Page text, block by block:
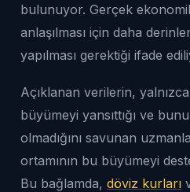
bulunuyor. Gerçek
anlaşılması için daha
yapılması gerektiği ifade
Açıklanan verilerin,
büyümeyi yansıttığı ve
olmadığını savunan
ortamının bu büyümeyi
Bu bağlamda, döviz kurları